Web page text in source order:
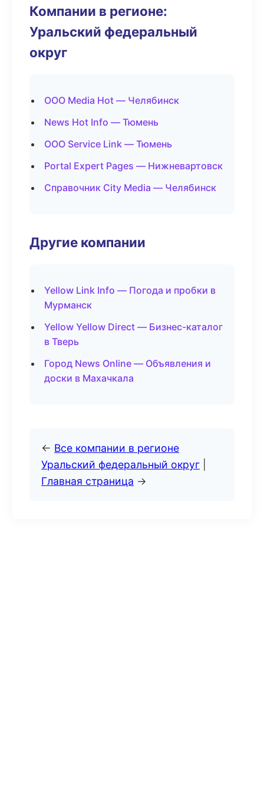
Компании в регионе:
Уральский федеральный
округ
ООО Media Hot — Челябинск
News Hot Info — Тюмень
ООО Service Link — Тюмень
Portal Expert Pages — Нижневартовск
Справочник City Media — Челябинск
Другие компании
Yellow Link Info — Погода и пробки в
Мурманск
Yellow Yellow Direct — Бизнес-каталог
в Тверь
Город News Online — Объявления и
доски в Махачкала
← Все компании в регионе
Уральский федеральный округ
Главная страница →